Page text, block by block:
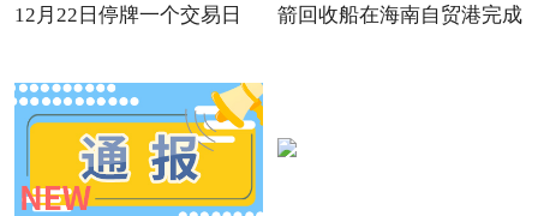
12月22日停牌一个交易日
箭回收船在海南自贸港完成